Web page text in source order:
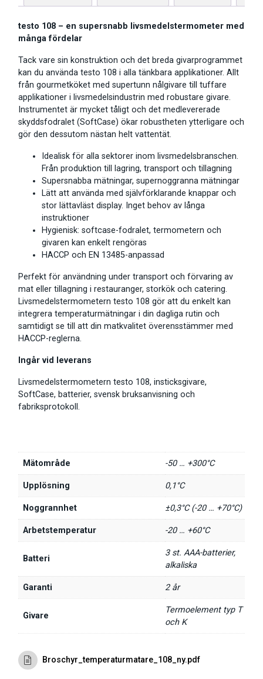
testo 108 – en supersnabb livsmedelstermometer med
många fördelar
Tack vare sin konstruktion och det breda givarprogrammet
kan du använda testo 108 i alla tänkbara applikationer. Allt
från gourmetköket med supertunn nålgivare till tuffare
applikationer i livsmedelsindustrin med robustare givare.
Instrumentet är mycket tåligt och det medlevererade
skyddsfodralet (SoftCase) ökar robustheten ytterligare och
gör den dessutom nästan helt vattentät.
Idealisk för alla sektorer inom livsmedelsbranschen.
Från produktion till lagring, transport och tillagning
Supersnabba mätningar, supernoggranna mätningar
Lätt att använda med självförklarande knappar och
stor lättavläst display. Inget behov av långa
instruktioner
Hygienisk: softcase-fodralet, termometern och
givaren kan enkelt rengöras
HACCP och EN 13485-anpassad
Perfekt för användning under transport och förvaring av
mat eller tillagning i restauranger, storkök och catering.
Livsmedelstermometern testo 108 gör att du enkelt kan
integrera temperaturmätningar i din dagliga rutin och
samtidigt se till att din matkvalitet överensstämmer med
HACCP-reglerna.
Ingår vid leverans
Livsmedelstermometern testo 108, insticksgivare,
SoftCase, batterier, svensk bruksanvisning och
fabriksprotokoll.
Mätområde -50 … +300°C
Upplösning 0,1°C
Noggrannhet ±0,3°C (-20 … +70°C)
Arbetstemperatur -20 … +60°C
Batteri
3 st. AAA-batterier,
alkaliska
Garanti 2 år
Givare
Termoelement typ T
och K
Broschyr_temperaturmatare_108_ny.pdf